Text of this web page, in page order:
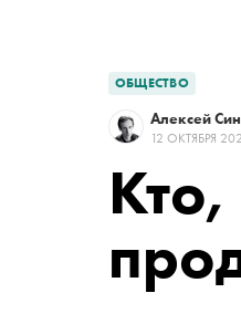
ОБЩЕСТВО
Алексей
12 ОКТЯБРЯ